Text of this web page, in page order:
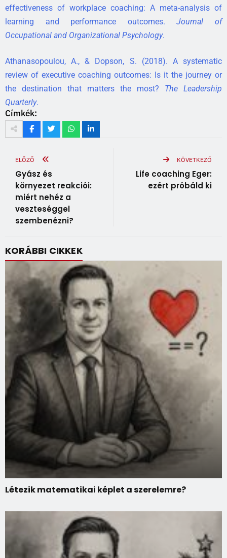
effectiveness of workplace coaching: A meta-analysis of
learning and performance outcomes.Journal of
Occupational and Organizational Psychology.
Athanasopoulou, A., & Dopson, S. (2018). A systematic
review of executive coaching outcomes: Is it the journey or
the destination that matters the most? The Leadership
Quarterly.
Címkék:
ELŐZŐ
Gyász és
környezet reakciói:
miért nehéz a
veszteséggel
szembenézni?
KÖVETKEZŐ
Life coaching Eger:
ezért próbáld ki
KORÁBBI CIKKEK
Létezik matematikai képlet a szerelemre?